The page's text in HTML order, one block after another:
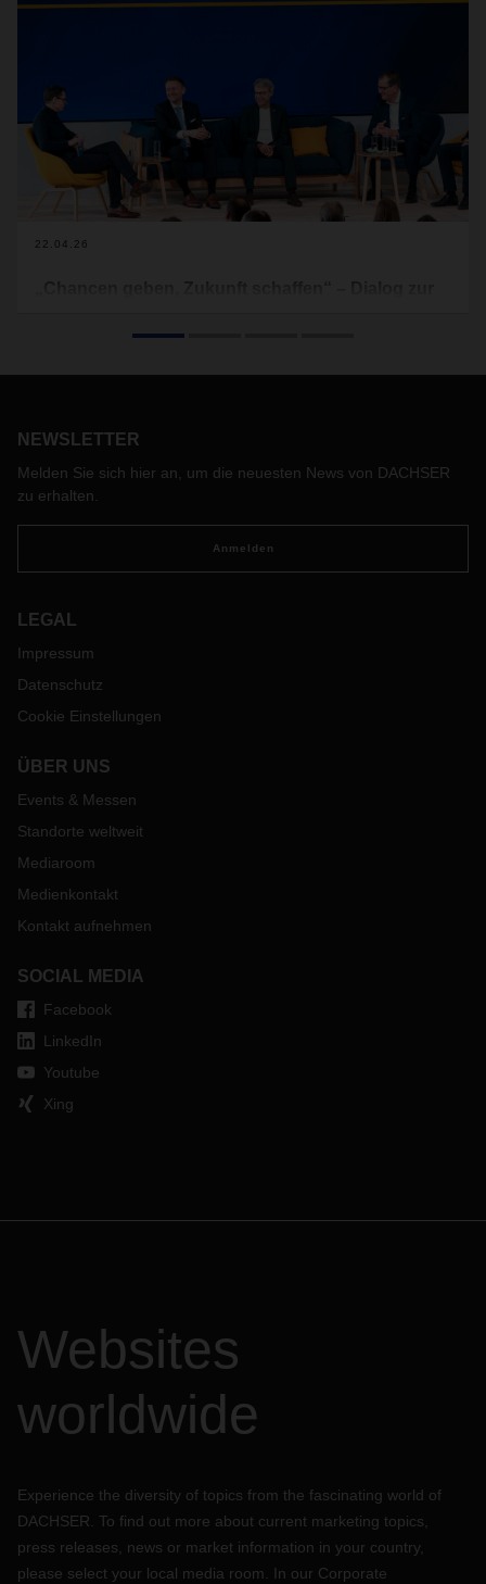
22.04.26
Kinderrechtsorganisation Terre des Hommes gemeinsam für
Network Campus in Kempten die Veranstaltung „Chancen
NEWSLETTER
Melden Sie sich hier an, um die neuesten News von DACHSER
zu erhalten.
Anmelden
LEGAL
Impressum
Datenschutz
Cookie Einstellungen
ÜBER UNS
Events & Messen
Standorte weltweit
Mediaroom
Medienkontakt
Kontakt aufnehmen
SOCIAL MEDIA
Facebook
LinkedIn
Youtube
Xing
Websites
worldwide
Experience the diversity of topics from the fascinating world of
DACHSER. To find out more about current marketing topics,
press releases, news or market information in your country,
please select your local media room. In our Corporate